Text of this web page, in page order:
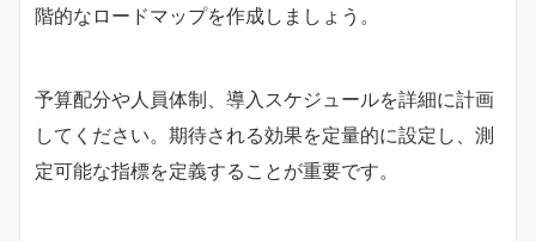
階的なロードマップを作成しましょう。
予算配分や人員体制、導入スケジュールを詳細に計画
してください。期待される効果を定量的に設定し、測
定可能な指標を定義することが重要です。